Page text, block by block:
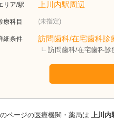
リア/駅 上川内駅周辺
療科目 (未指定)
細条件 訪問歯科/在宅歯科診
訪問歯科/在宅歯科
ページの医療機関・薬局は 上川内